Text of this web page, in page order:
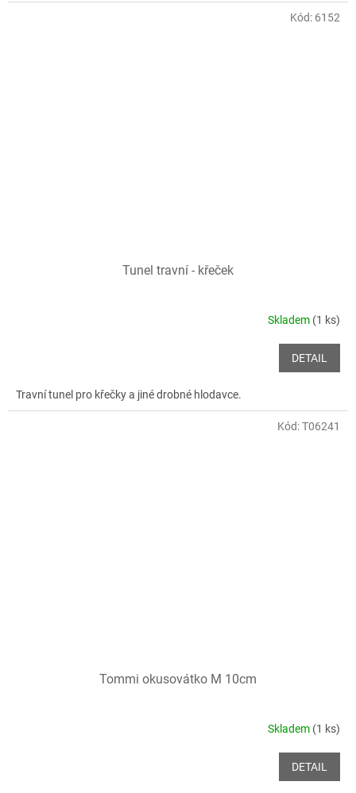
Tunel travní - křeček
Skladem (1 ks)
DETAIL
Travní tunel pro křečky a jiné drobné hlodavce.
Kód: 6152
Tommi okusovátko M 10cm
Skladem (1 ks)
DETAIL
Kód:T06241